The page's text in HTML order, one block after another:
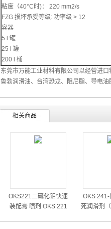
粘度（40°C时)： 220 mm2/s
FZG 损坏承受等级: 功率级 > 12
容器
5 l 罐
25 l 罐
200 l 桶
东莞市万能工业材料有限公司以经营进
鲁勃润滑油、 台湾恐龙、阻尼脂、导电
相关商品
OKS221二硫化钼快速
装配膏 喷剂 OKS 221
OKS 241-
死润滑剂